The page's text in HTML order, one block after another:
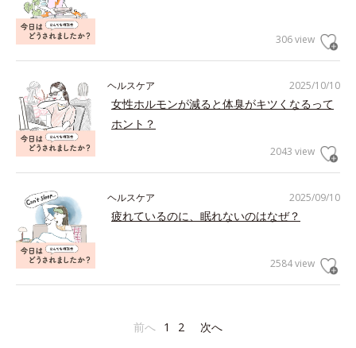
306 view
2025/10/10
ヘルスケア
女性ホルモンが減ると体臭がキツくなるって
ホント？
2043 view
2025/09/10
ヘルスケア
疲れているのに、眠れないのはなぜ？
2584 view
前へ 1 2 次へ